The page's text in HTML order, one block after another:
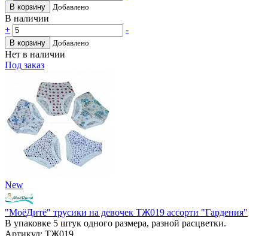
В корзину Добавлено
В наличии
+
-
В корзину Добавлено
Нет в наличии
Под заказ
New
"МоёДитё" трусики на девочек ТЖ019 ассорти "Гардения"
В упаковке 5 штук одного размера, разной расцветки.